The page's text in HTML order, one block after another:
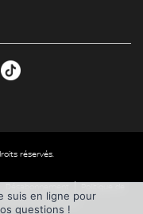
réservés.
|
Droit à la réparation
suis en ligne pour
questions !